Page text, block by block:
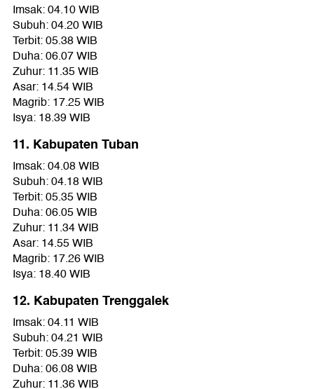
Imsak: 04.10 WIB
Subuh: 04.20 WIB
Terbit: 05.38 WIB
Duha: 06.07 WIB
Zuhur: 11.35 WIB
Asar: 14.54 WIB
Magrib: 17.25 WIB
Isya: 18.39 WIB
11. Kabupaten Tuban
Imsak: 04.08 WIB
Subuh: 04.18 WIB
Terbit: 05.35 WIB
Duha: 06.05 WIB
Zuhur: 11.34 WIB
Asar: 14.55 WIB
Magrib: 17.26 WIB
Isya: 18.40 WIB
12. Kabupaten Trenggalek
Imsak: 04.11 WIB
Subuh: 04.21 WIB
Terbit: 05.39 WIB
Duha: 06.08 WIB
Zuhur: 11.36 WIB